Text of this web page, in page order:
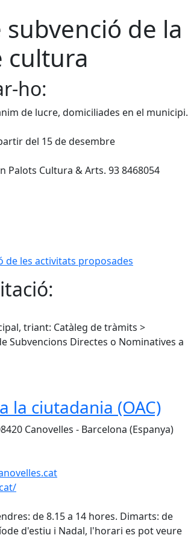
subvenció de la
cultura
ho:
de lucre, domiciliades en el municipi.
del 15 de desembre
Palots Cultura & Arts. 93 8468054
de les activitats proposades
triant: Catàleg de tràmits >
Subvencions Directes o Nominatives a
la ciutadania (OAC)
Canovelles - Barcelona (Espanya)
de 8.15 a 14 hores. Dimarts: de
d'estiu i Nadal, l'horari es pot veure